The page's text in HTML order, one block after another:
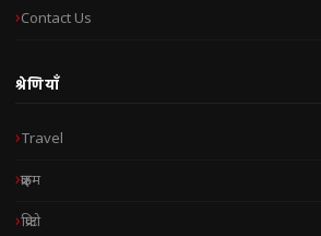
Contact Us
श्रेणियाँ
Travel
क्राइम
क्रिप्टो